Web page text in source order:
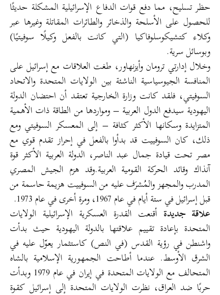
حظر تسليح، مما دفع قوات الدفاع الإسرائيلية المشكلة حديثًا
للحصول على الأسلحة والذخائر والطائرات المقاتلة وغيرها عبر
وكلاء كتشيكوسلوفاكيا (التي كانت بالفعل وكيلًا سوفيتيًا)
وبوسائل سرية.
وخلال إدارتي ترومان وأيزنهاور، طغت العلاقات مع إسرائيل على
المنافسة الجيوسياسية الناشئة بين الولايات المتحدة والاتحاد
السوفيتي، فلقد كانت وزارة الخارجية تعتقد أن احتضان الدولة
اليهودية سيدفع الدول العربية – ومواردها من الطاقة ذات الأهمية
المتزايدة وسكانها الأكثر كثافة – إلى المعسكر السوفيتي ومع
ذلك، كان السوفييت قد بدأوا بالفعل في إحراز تقدم قوي مع
مصر تحت قيادة جمال عبد الناصر، الدولة العربية الأكثر قوة
آنذاك وقائد الحركة القومية العربية.وقد هزم الجيش المصري
المدرب والمجهز والمُشرَف عليه من السوفييت هزيمة حاسمة من
قبل إسرائيل في ستة أيام في عام 1967، ومرة أخرى في عام 1973.
علاقة جديدة أقنعت القدرة العسكرية الإسرائيلية الولايات
المتحدة بإعادة تقييم علاقتها بالدولة اليهودية حيث بدأت
واشنطن في رؤية القدس (في النص) كاستثمار يعوّل عليه في
الشرق الأوسط. عندما أطاحت الجمهورية الإسلامية بالشاه
المتحالف مع الولايات المتحدة في إيران في عام 1979 وبدأت
حربًا ضد العراق، نظرت الولايات المتحدة إلى إسرائيل كقوة